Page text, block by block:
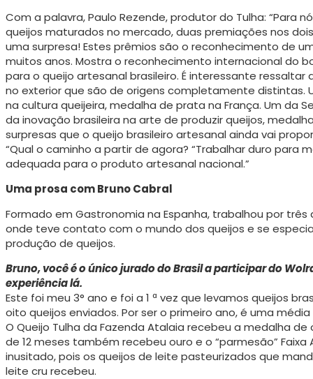
Com a palavra, Paulo Rezende, pro­dutor do Tulha: “Para
queijos maturados no mercado, duas premiações nos
uma surpresa! Estes prêmios são o re­conhecimento de
muitos anos. Mostra o reconhecimento internacional do
para o queijo artesanal brasileiro. É interessante
no exterior que são de origens completamente distintas.
na cultura queijeira, medalha de prata na França. Um da
da inovação brasileira na arte de produ­zir queijos,
surpresas que o queijo brasileiro artesanal ainda vai
“Qual o caminho a partir de agora? “Trabalhar duro para
adequada para o produto ar­tesanal nacional.”
Uma prosa com Bruno Cabral
Formado em Gastronomia na Espanha, trabalhou por três
onde teve contato com o mundo dos queijos e se
produção de queijos.
Bruno, você é o único jurado do Brasil a participar do
experiência lá.
Este foi meu 3° ano e foi a 1 ª vez que levamos queijos
oito queijos enviados. Por ser o primeiro ano, é uma
O Queijo Tulha da Fazenda Atalaia recebeu a medalha de
de 12 meses também recebeu ouro e o “parmesão” Faixa
inusitado, pois os queijos de leite pasteurizados que
leite cru recebeu.